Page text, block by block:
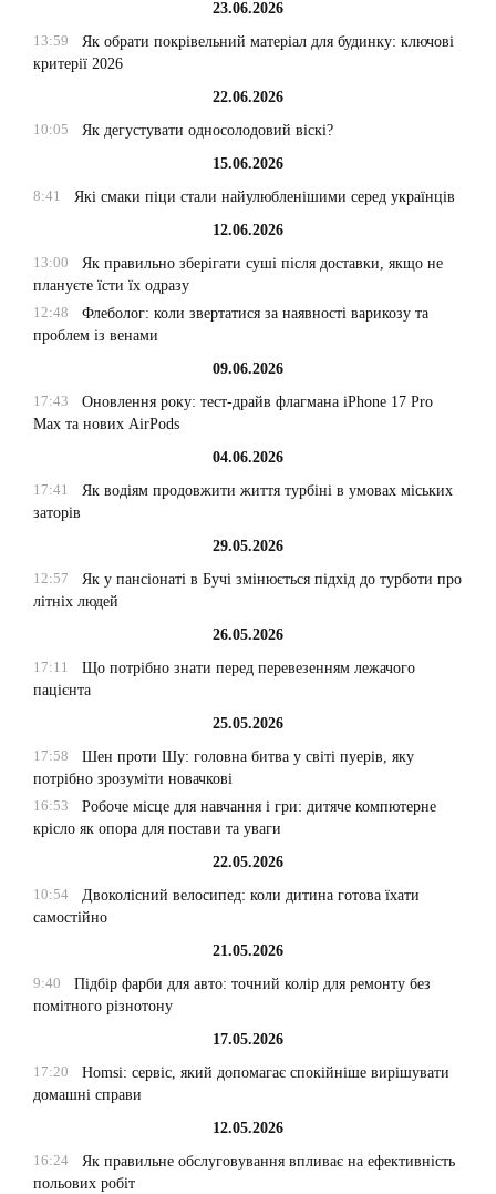
23.06.2026
13:59
Як обрати покрівельний матеріал для будинку: ключові
критерії 2026
22.06.2026
10:05
Як дегустувати односолодовий віскі?
15.06.2026
8:41
Які смаки піци стали найулюбленішими серед українців
12.06.2026
13:00
Як правильно зберігати суші після доставки, якщо не
плануєте їсти їх одразу
12:48
Флеболог: коли звертатися за наявності варикозу та
проблем із венами
09.06.2026
17:43
Оновлення року: тест-драйв флагмана iPhone 17 Pro
Max та нових AirPods
04.06.2026
17:41
Як водіям продовжити життя турбіні в умовах міських
заторів
29.05.2026
12:57
Як у пансіонаті в Бучі змінюється підхід до турботи про
літніх людей
26.05.2026
17:11
Що потрібно знати перед перевезенням лежачого
пацієнта
25.05.2026
17:58
Шен проти Шу: головна битва у світі пуерів, яку
потрібно зрозуміти новачкові
16:53
Робоче місце для навчання і гри: дитяче компютерне
крісло як опора для постави та уваги
22.05.2026
10:54
Двоколісний велосипед: коли дитина готова їхати
самостійно
21.05.2026
9:40
Підбір фарби для авто: точний колір для ремонту без
помітного різнотону
17.05.2026
17:20
Homsi: сервіс, який допомагає спокійніше вирішувати
домашні справи
12.05.2026
16:24
Як правильне обслуговування впливає на ефективність
польових робіт